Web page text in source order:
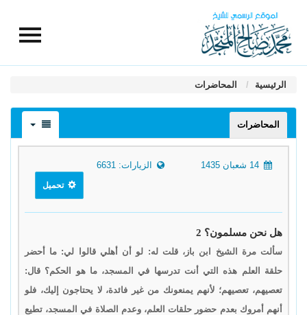
الرئيسية المحاضرات
المحاضرات
الزيارات: 6631
تحميل
هل نحن مسلمون؟ 2
سألت مرة الشيخ ابن باز، قلت له: لو أن أهلي قالوا لي: ما أحضر
حلقة العلم هذه التي أنت تدرسها في المسجد، ما هو الحكم؟ قال:
تعصيهم، تعصيهم؛ لأنهم يمنعونك من غير فائدة، لا يحتاجون إليك، فلو
أنهم أمروك بعدم حضور حلقات العلم، وعدم الصلاة في المسجد، تطيع